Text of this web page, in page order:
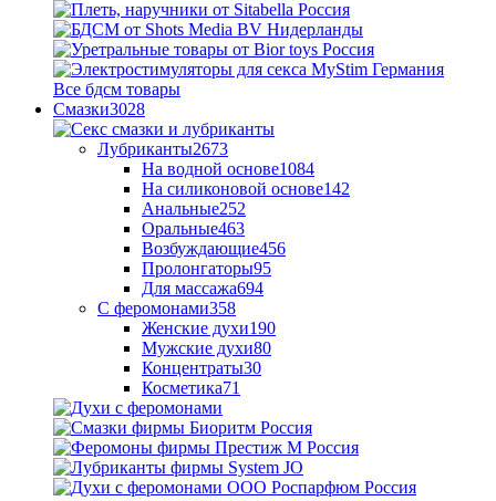
Все бдсм товары
Смазки3028
Лубриканты2673
На водной основе1084
На силиконовой основе142
Анальные252
Оральные463
Возбуждающие456
Пролонгаторы95
Для массажа694
С феромонами358
Женские духи190
Мужские духи80
Концентраты30
Косметика71